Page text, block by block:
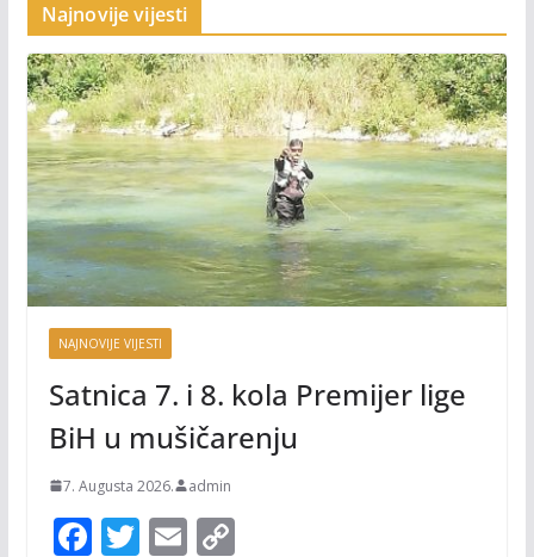
Najnovije vijesti
NAJNOVIJE VIJESTI
Satnica 7. i 8. kola Premijer lige
BiH u mušičarenju
7. Augusta 2026. admin
F T E C